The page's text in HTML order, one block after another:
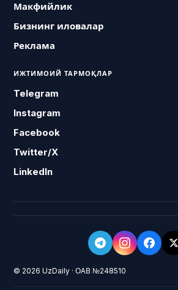
Макфийлик
Бизнинг иловалар
Реклама
ИЖТИМОИЙ ТАРМОҚЛАР
Telegram
Instagram
Facebook
Twitter/X
LinkedIn
© 2026 UzDaily · ОАВ №248510